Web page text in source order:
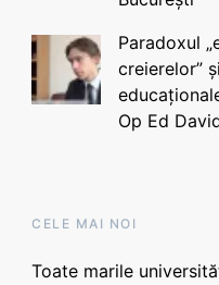
Paradoxul
creierelor”
Op Ed
CELE MAI NOI
Toate marile